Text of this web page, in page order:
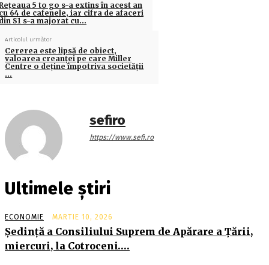
5 to go s-a extins în acest an
64 de cafenele, iar cifra de afaceri
S1 s-a majorat cu…
Articolul următor
Cererea este lipsă de obiect,
valoarea creanţei pe care Miller
Centre o deţine împotriva societăţii
…
sefiro
https://www.sefi.ro
Ultimele știri
ECONOMIE MARTIE 10, 2026
Şedinţă a Consiliului Suprem de Apărare a Ţării,
miercuri, la Cotroceni….